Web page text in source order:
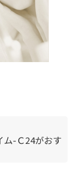
ム-Ｃ24がおす